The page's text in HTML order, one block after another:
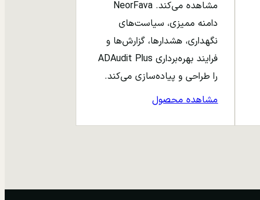
مشاهده می‌کند. NeorFava
دامنه ممیزی، سیاست‌های
نگهداری، هشدارها، گزارش‌ها و
فرایند بهره‌برداری ADAudit Plus
را طراحی و پیاده‌سازی می‌کند.
مشاهده محصول